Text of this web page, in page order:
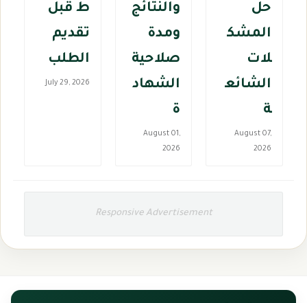
حل
المشك
لات
الشائع
ة
August 07,
2026
والنتائج
ومدة
صلاحية
الشهاد
ة
August 01,
2026
ط قبل
تقديم
الطلب
July 29, 2026
Responsive Advertisement